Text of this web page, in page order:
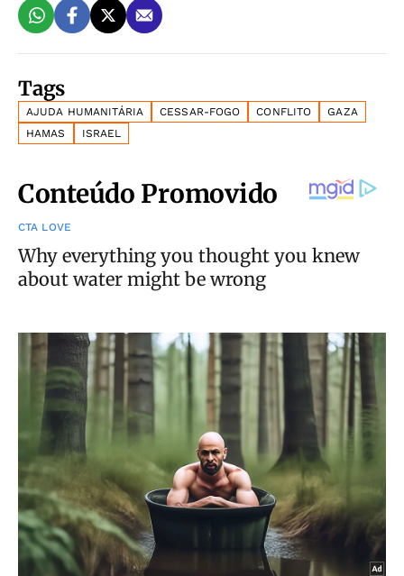
Tags
AJUDA HUMANITÁRIA CESSAR-FOGO CONFLITO
GAZA
HAMAS
ISRAEL